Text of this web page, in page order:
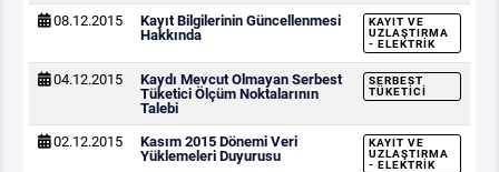
08.12.2015
Kayıt Bilgilerinin Güncellenmesi
Hakkında
KAYIT VE
UZLAŞTIRMA
- ELEKTRIK
04.12.2015
Kaydı Mevcut Olmayan Serbest
Tüketici Ölçüm Noktalarının
Talebi
SERBEST
TÜKETICI
02.12.2015
Kasım 2015 Dönemi Veri
Yüklemeleri Duyurusu
KAYIT VE
UZLAŞTIRMA
- ELEKTRIK